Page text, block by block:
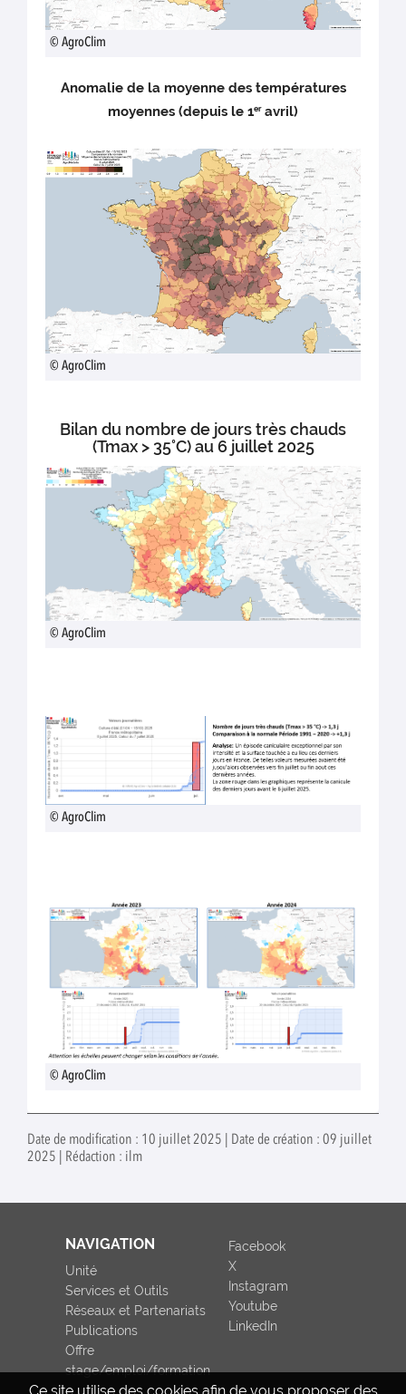
© AgroClim
Anomalie de la moyennedes températures
moyennes (depuis le 1eravril)
© AgroClim
Bilan du nombre de jours très chauds
(Tmax > 35°C) au 6 juillet 2025
© AgroClim
© AgroClim
© AgroClim
Date de modification : 10 juillet 2025 | Date de création : 09 juillet
2025 | Rédaction : ilm
NAVIGATION
Unité
Services et Outils
Réseaux et Partenariats
Publications
Offre
stage/emploi/formation
Facebook
X
Instagram
Youtube
LinkedIn